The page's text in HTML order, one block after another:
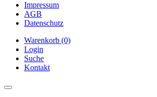
Impressum
AGB
Datenschutz
Warenkorb (0)
Login
Suche
Kontakt